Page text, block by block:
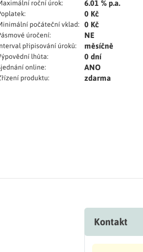
roční úrok: 6.01 % p.a.
0 Kč
počáteční vklad: 0 Kč
úročení: NE
připisování úroků: měsíčně
lhůta: 0 dní
online: ANO
produktu: zdarma
Kontakt